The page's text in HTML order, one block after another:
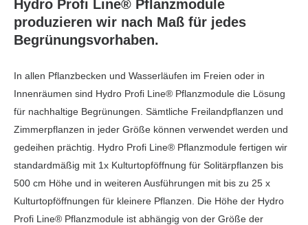
Hydro Profi Line® Pflanzmodule
produzieren wir nach Maß für jedes
Begrünungsvorhaben.
In allen Pflanzbecken und Wasserläufen im Freien oder in
Innenräumen sind Hydro Profi Line® Pflanzmodule die Lösung
für nachhaltige Begrünungen. Sämtliche Freilandpflanzen und
Zimmerpflanzen in jeder Größe können verwendet werden und
gedeihen prächtig. Hydro Profi Line® Pflanzmodule fertigen wir
standardmäßig mit 1x Kulturtopföffnung für Solitärpflanzen bis
500 cm Höhe und in weiteren Ausführungen mit bis zu 25 x
Kulturtopföffnungen für kleinere Pflanzen. Die Höhe der Hydro
Profi Line® Pflanzmodule ist abhängig von der Größe der